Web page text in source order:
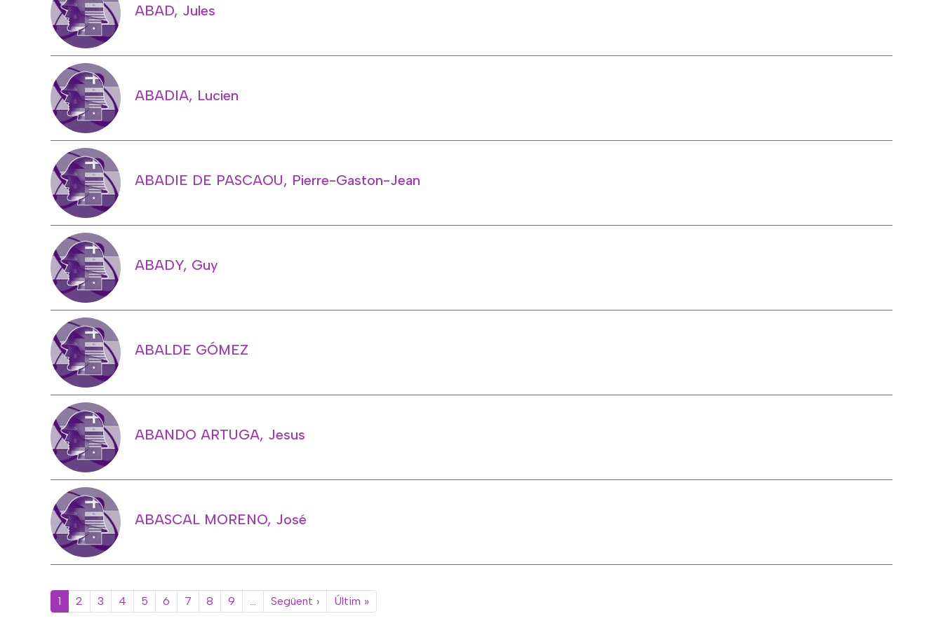
ABAD, Jules
ABADIA, Lucien
ABADIE DE PASCAOU, Pierre-Gaston-Jean
ABADY, Guy
ABALDE GÓMEZ
ABANDO ARTUGA, Jesus
ABASCAL MORENO, José
Paginació
1 2 3 4 5 6 7 8 9 … Següent ›Pàgina següent
Últim »Última pàgina